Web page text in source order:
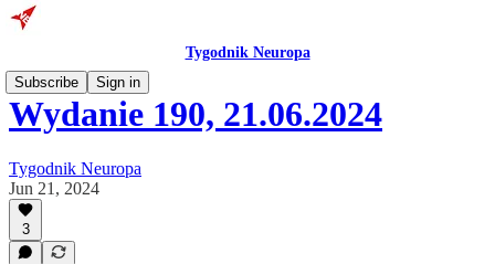
Tygodnik Neuropa
Subscribe
Sign in
Wydanie 190, 21.06.2024
Tygodnik Neuropa
Jun 21, 2024
3